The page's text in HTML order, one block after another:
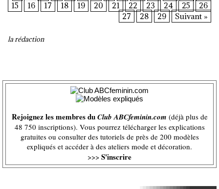
15
16 17 18 19 20 21 22 23 24 25
26
27
28 29 Suivant »
la rédaction
Rejoignez les membres duClub ABCfeminin.com (déjà plus de
48 750 inscriptions). Vous pourrez télécharger les explications
gratuites ou consulter des tutoriels de près de 200 modèles
expliqués et accéder à des ateliers mode et décoration.
>>> S'inscrire